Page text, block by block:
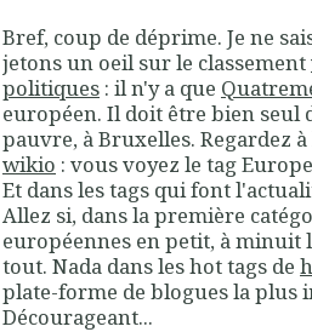
Bref, coup de déprime. Je ne
jetons un oeil sur le classement
politiques : il n'y a que
européen. Il doit être bien seul
pauvre, à Bruxelles. Regardez
wikio : vous voyez le tag
Et dans les tags qui font
Allez si, dans la première
européennes en petit, à minuit
tout. Nada dans les hot tags de
plate-forme de blogues la plus
Décourageant...